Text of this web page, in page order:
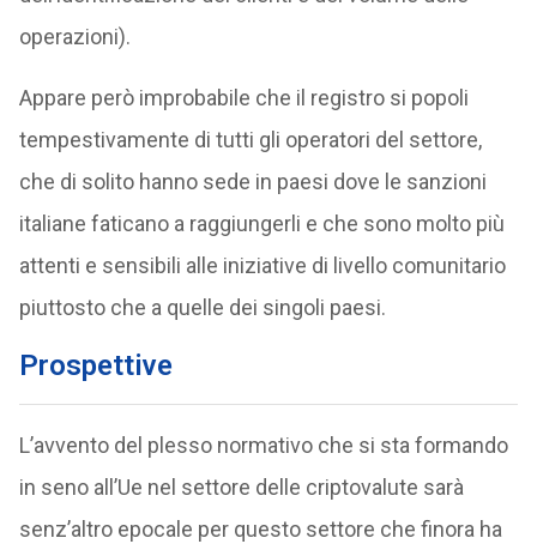
operazioni).
Appare però improbabile che il registro si popoli
tempestivamente di tutti gli operatori del settore,
che di solito hanno sede in paesi dove le sanzioni
italiane faticano a raggiungerli e che sono molto più
attenti e sensibili alle iniziative di livello comunitario
piuttosto che a quelle dei singoli paesi.
Prospettive
L’avvento del plesso normativo che si sta formando
in seno all’Ue nel settore delle criptovalute sarà
senz’altro epocale per questo settore che finora ha